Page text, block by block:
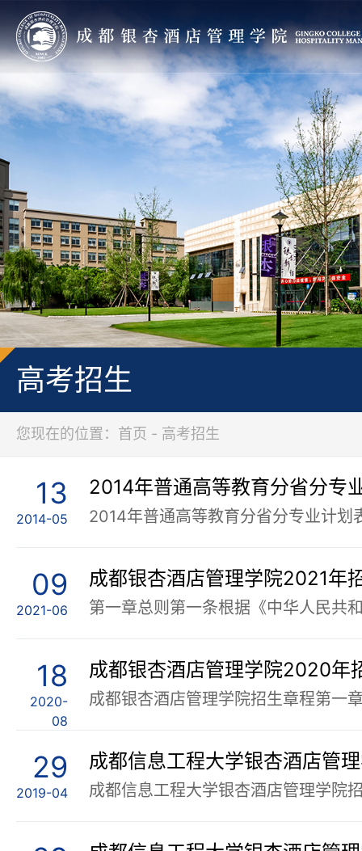
高考招生
您现在的位置：首页 - 高考招生
13
2014-05
2014年普通高等教育分省分专
09
2021-06
成都银杏酒店管理学院2021年
18
2020-
08
成都银杏酒店管理学院2020年
29
2019-04
成都信息工程大学银杏酒店管